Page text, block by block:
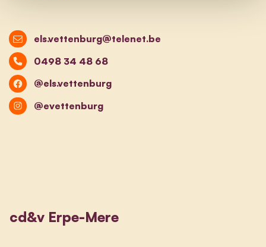
els.vettenburg@telenet.be
0498 34 48 68
@els.vettenburg
@evettenburg
cd&v Erpe-Mere